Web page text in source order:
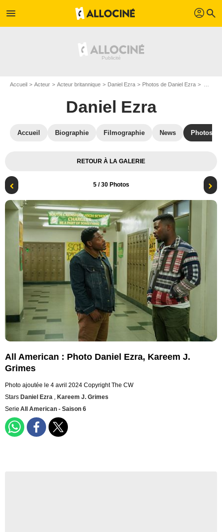
menu profil search
Accueil Acteur Acteur britannique Daniel Ezra Photos de Daniel Ezra
Daniel Ezra
Accueil Biographie Filmographie News Photos
RETOUR À LA GALERIE
5/ 30 Photos
All American : Photo Daniel Ezra, Kareem J.
Grimes
Photo ajoutée le 4 avril 2024 Copyright The CW
Stars Daniel Ezra , Kareem J. Grimes
Serie All American - Saison 6